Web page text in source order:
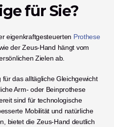
für Sie?
eigenkraftgesteuerten Prothese
der Zeus-Hand hängt vom
Zielen ab.
das alltägliche Gleichgewicht
Arm- oder Beinprothese
sind für technologische
Mobilität und natürliche
bietet die Zeus-Hand deutlich